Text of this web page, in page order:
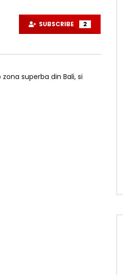
SUBSCRIBE 2
superba din Bali, si